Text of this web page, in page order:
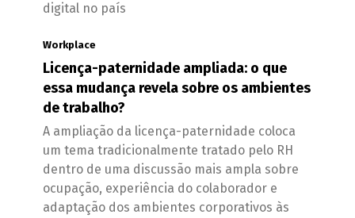
digital no país
Workplace
Licença-paternidade ampliada: o que
essa mudança revela sobre os ambientes
de trabalho?
A ampliação da licença-paternidade coloca
um tema tradicionalmente tratado pelo RH
dentro de uma discussão mais ampla sobre
ocupação, experiência do colaborador e
adaptação dos ambientes corporativos às